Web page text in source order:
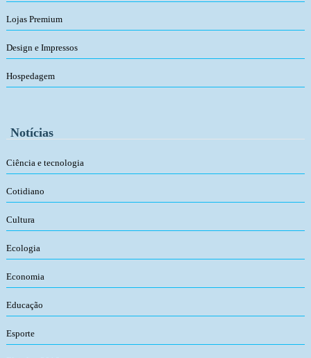
Lojas Premium
Design e Impressos
Hospedagem
Notícias
Ciência e tecnologia
Cotidiano
Cultura
Ecologia
Economia
Educação
Esporte